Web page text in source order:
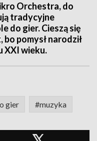
Orchestra, do
tradycyjne
do gier. Cieszą się
pomysł narodził
XXI wieku.
gier #muzyka